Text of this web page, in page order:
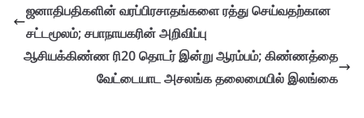
ஜனாதிபதிகளின் வரப்பிரசாதங்களை ரத்து செய்வதற்கான
சட்டமூலம்; சபாநாயகரின் அறிவிப்பு
ஆசியக்கிண்ண ரி20 தொடர் இன்று ஆரம்பம்; கிண்ணத்தை
வேட்டையாட அசலங்க தலைமையில் இலங்கை